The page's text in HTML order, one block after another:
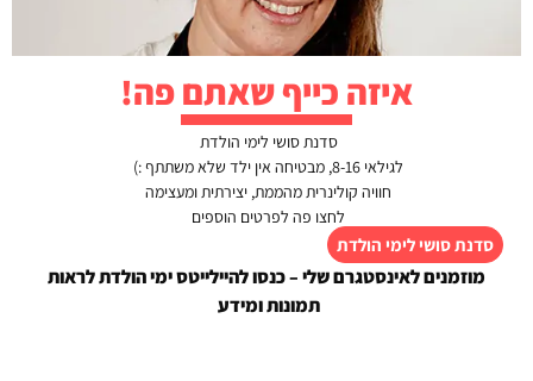
הבא
מרק לאקסה תאיילנדי
כתיבת תגובה
איזה כייף שאתם פה!
סדנת סושי לימי הולדת
לגילאי 8-16, מבטיחה אין ילד שלא משתתף :)
חוויה קולינרית מהממת, יצירתית ומעצימה
לחצו פה לפרטים הוספים
סדנת סושי לימי הולדת
מוזמנים לאינסטגרם שלי – כנסו להיילייטס ימי הולדת לראות
תמונות ומידע